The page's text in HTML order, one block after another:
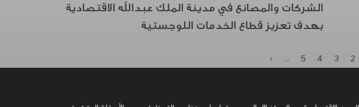
الشركات والمصانع في مدينة الملك عبدالله الاقتصادية
بهدف تعزيز قطاع الخدمات اللوجستية
2
3
4
5
…
›الصفحة التالية